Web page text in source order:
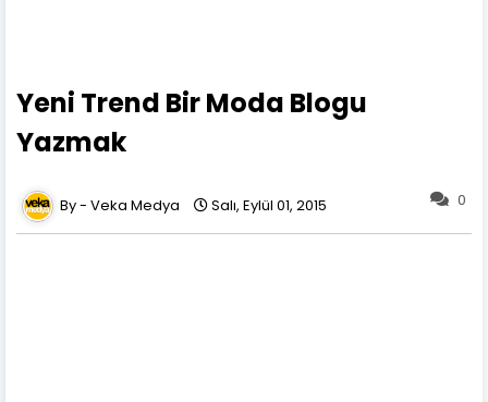
Yeni Trend Bir Moda Blogu
Yazmak
0
Veka Medya Salı, Eylül 01, 2015